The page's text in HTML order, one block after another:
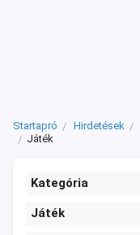
Startapró Hirdetések
Játék
Kategória
Játék